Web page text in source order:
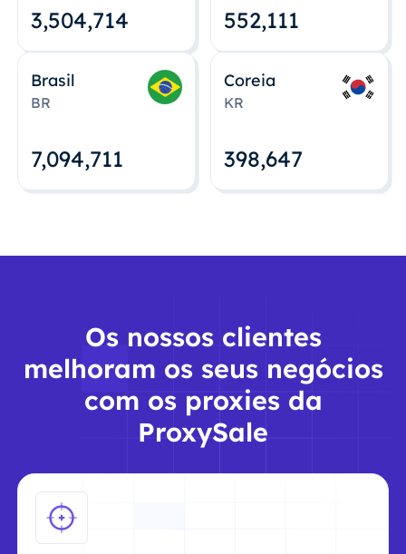
3,504,715 552,112
Brasil
BR
7,094,712
Coreia
KR
398,648
Os nossos clientes
melhoram os seus negócios
com os proxies da
ProxySale